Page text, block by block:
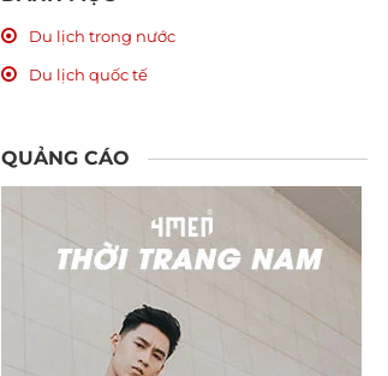
Du lịch trong nước
Du lịch quốc tế
QUẢNG CÁO